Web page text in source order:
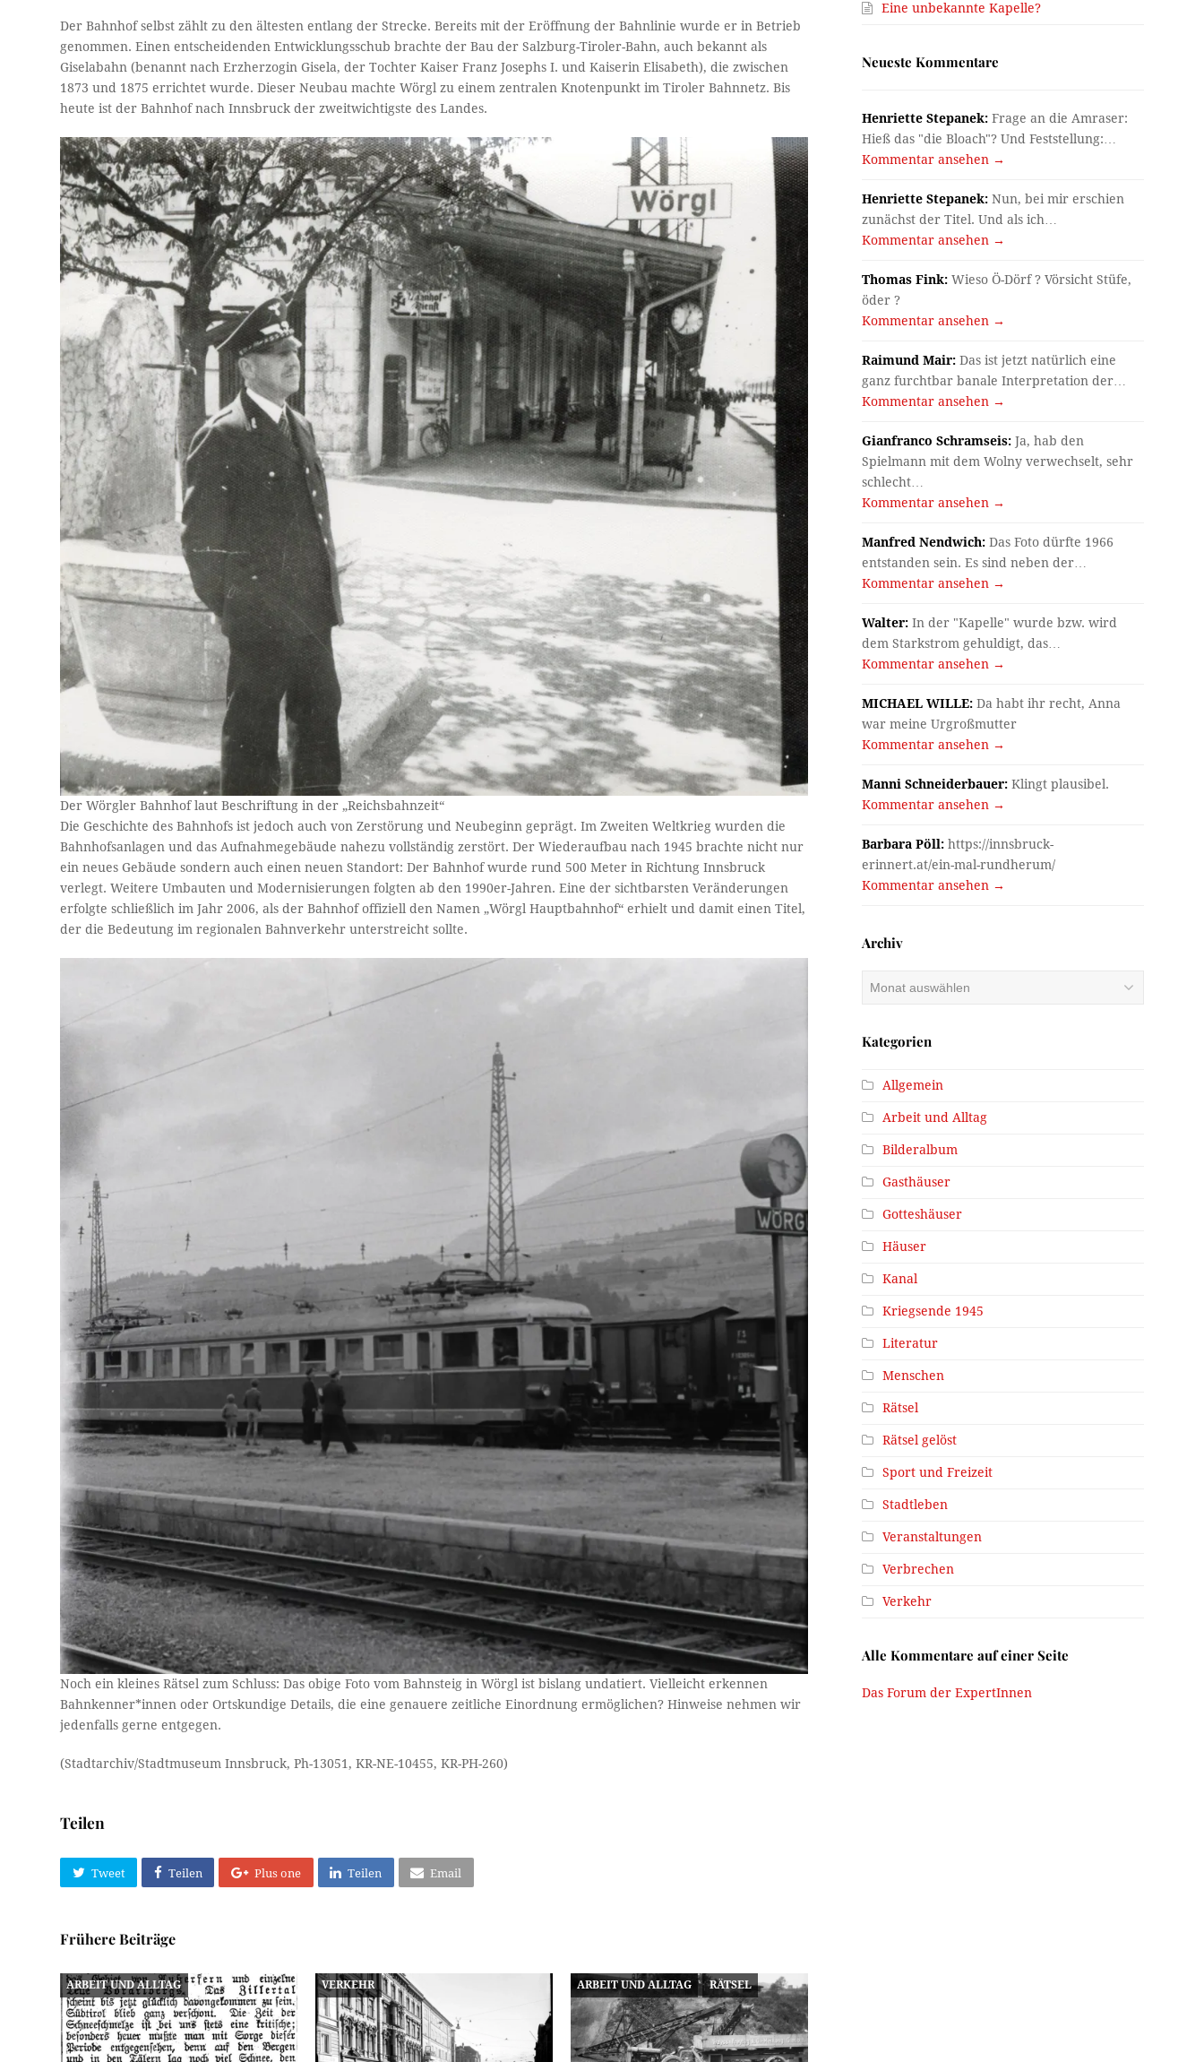
Der Bahnhof selbst zählt zu den ältesten entlang der Strecke. Bereits mit der Eröffnung der Bahnlinie wurde er in Betrieb
genommen. Einen entscheidenden Entwicklungsschub brachte der Bau der Salzburg-Tiroler-Bahn, auch bekannt als
Giselabahn (benannt nach Erzherzogin Gisela, der Tochter Kaiser Franz Josephs I. und Kaiserin Elisabeth), die zwischen
1873 und 1875 errichtet wurde. Dieser Neubau machte Wörgl zu einem zentralen Knotenpunkt im Tiroler Bahnnetz. Bis
heute ist der Bahnhof nach Innsbruck der zweitwichtigste des Landes.
Der Wörgler Bahnhof laut Beschriftung in der „Reichsbahnzeit“
Die Geschichte des Bahnhofs ist jedoch auch von Zerstörung und Neubeginn geprägt. Im Zweiten Weltkrieg wurden die
Bahnhofsanlagen und das Aufnahmegebäude nahezu vollständig zerstört. Der Wiederaufbau nach 1945 brachte nicht nur
ein neues Gebäude sondern auch einen neuen Standort: Der Bahnhof wurde rund 500 Meter in Richtung Innsbruck
verlegt. Weitere Umbauten und Modernisierungen folgten ab den 1990er-Jahren. Eine der sichtbarsten Veränderungen
erfolgte schließlich im Jahr 2006, als der Bahnhof offiziell den Namen „Wörgl Hauptbahnhof“ erhielt und damit einen Titel,
der die Bedeutung im regionalen Bahnverkehr unterstreicht sollte.
Noch ein kleines Rätsel zum Schluss: Das obige Foto vom Bahnsteig in Wörgl ist bislang undatiert. Vielleicht erkennen
Bahnkenner*innen oder Ortskundige Details, die eine genauere zeitliche Einordnung ermöglichen? Hinweise nehmen wir
jedenfalls gerne entgegen.
(Stadtarchiv/Stadtmuseum Innsbruck, Ph-13051, KR-NE-10455, KR-PH-260)
Teilen
Tweet Teilen Plus one Teilen Email
Frühere Beiträge
ARBEIT UND ALLTAG VERKEHR ARBEIT UND ALLTAG RÄTSEL
Eine unbekannte Kapelle?
Neueste Kommentare
Henriette Stepanek: Frage an die Amraser:
Hieß das "die Bloach"? Und Feststellung:…
Kommentar ansehen →
Henriette Stepanek: Nun, bei mir erschien
zunächst der Titel. Und als ich…
Kommentar ansehen →
Thomas Fink: Wieso Ö-Dörf ? Vörsicht Stüfe,
öder ?
Kommentar ansehen →
Raimund Mair: Das ist jetzt natürlich eine
ganz furchtbar banale Interpretation der…
Kommentar ansehen →
Gianfranco Schramseis: Ja, hab den
Spielmann mit dem Wolny verwechselt, sehr
schlecht…
Kommentar ansehen →
Manfred Nendwich: Das Foto dürfte 1966
entstanden sein. Es sind neben der…
Kommentar ansehen →
Walter: In der "Kapelle" wurde bzw. wird
dem Starkstrom gehuldigt, das…
Kommentar ansehen →
MICHAEL WILLE: Da habt ihr recht, Anna
war meine Urgroßmutter
Kommentar ansehen →
Manni Schneiderbauer: Klingt plausibel.
Kommentar ansehen →
Barbara Pöll: https://innsbruck-
erinnert.at/ein-mal-rundherum/
Kommentar ansehen →
Archiv
Archiv
Kategorien
Allgemein
Arbeit und Alltag
Bilderalbum
Gasthäuser
Gotteshäuser
Häuser
Kanal
Kriegsende 1945
Literatur
Menschen
Rätsel
Rätsel gelöst
Sport und Freizeit
Stadtleben
Veranstaltungen
Verbrechen
Verkehr
Alle Kommentare auf einer Seite
Das Forum der ExpertInnen